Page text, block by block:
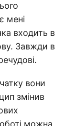
мені
входить в
Завжди в
вони
змінив
можна